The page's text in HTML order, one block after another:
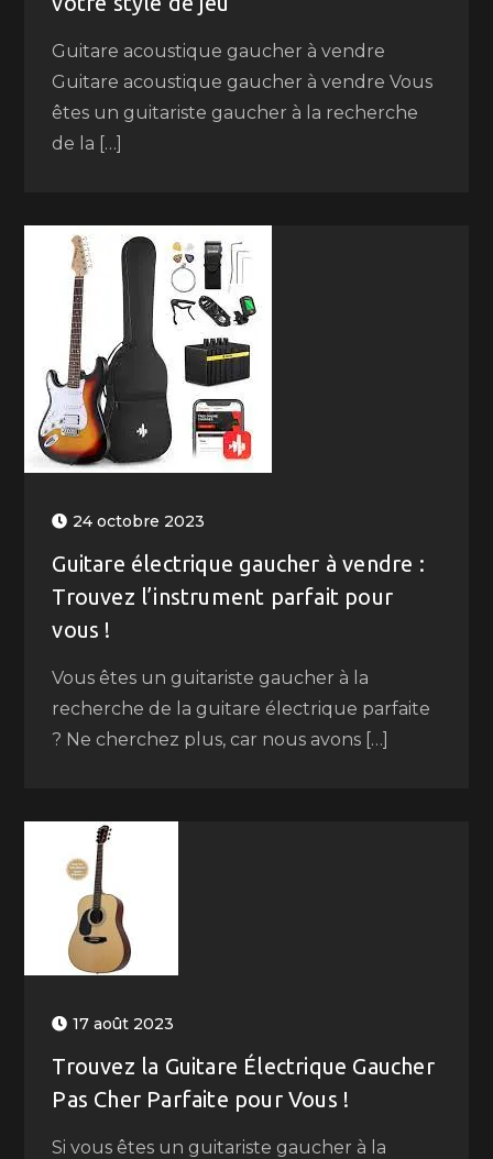
Guitare acoustique gaucher à vendre
Guitare acoustique gaucher à vendre Vous
êtes un guitariste gaucher à la recherche
de la […]
24 octobre 2023
Guitare électrique gaucher à vendre :
Trouvez l’instrument parfait pour
vous !
Vous êtes un guitariste gaucher à la
recherche de la guitare électrique parfaite
? Ne cherchez plus, car nous avons […]
17 août 2023
Trouvez la Guitare Électrique Gaucher
Pas Cher Parfaite pour Vous !
Si vous êtes un guitariste gaucher à la